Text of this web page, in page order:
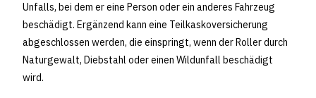
Unfalls, bei dem er eine Person oder ein anderes Fahrzeug
beschädigt. Ergänzend kann eine Teilkaskoversicherung
abgeschlossen werden, die einspringt, wenn der Roller durch
Naturgewalt, Diebstahl oder einen Wildunfall beschädigt
wird.